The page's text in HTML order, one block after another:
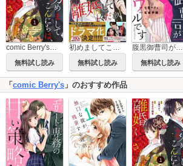
comic Berry's初めましてこんにちは、離婚してください
無料試し読み
初めましてこんにちは、離婚してください
無料試し読み
腹黒御曹司がイジワルです
無料試し読み
「 comic Berry's 」のおすすめ作品